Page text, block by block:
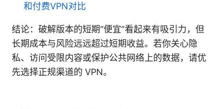
和付费VPN对比
结论：破解版本的短期“便宜”看起来有吸引力，但
长期成本与风险远远超过短期收益。若你关心隐
私、访问受限内容或保护公共网络上的数据，请优
先选择正规渠道的 VPN。